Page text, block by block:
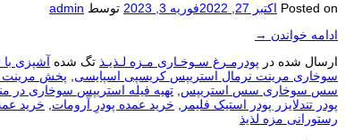
Posted on اکتبر 27, 2022 فوریه 3, 2023 توسط admin
ادامه خواندن →
ارسال شده در پودرمـرغ سـوخـاری مـزه لـذیـذ تگ شده آشپزی با
سوخاری مرینت نرمال استريپس کریسپی اسپایسی
پخش مرینت
سس سوخاری سس استریپس تهیه فیله استریپس سوخاری در
پودر تندلایزر پودر استیک فلیمر
خرید عمده پودرِ آرومات خرید
رستورانی مزه لذیذ